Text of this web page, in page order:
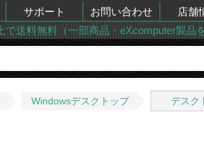
サポート お問い合わせ 店舗
で送料無料（一部商品・eXcomputer製品
Windowsデスクトップ デスク